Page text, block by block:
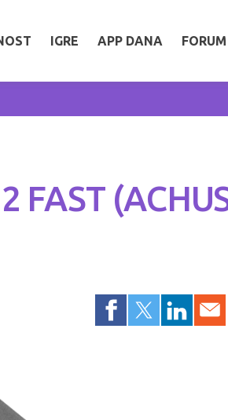
IGRE APP DANA FORUM